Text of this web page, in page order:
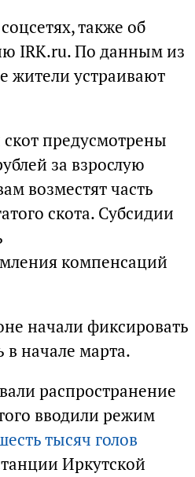
также об
IRK.ru. По данным из
жители устраивают
предусмотрены
за взрослую
возместят часть
скота. Субсидии
компенсаций
начали фиксировать
в начале марта.
распространение
вводили режим
тысяч голов
Иркутской